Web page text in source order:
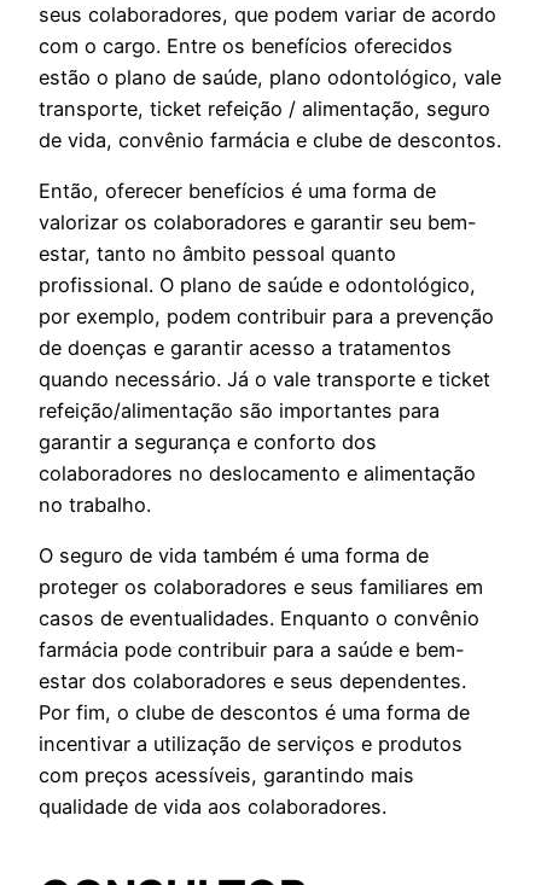
seus colaboradores, que podem variar de acordo
com o cargo. Entre os benefícios oferecidos
estão o plano de saúde, plano odontológico, vale
transporte, ticket refeição / alimentação, seguro
de vida, convênio farmácia e clube de descontos.
Então, oferecer benefícios é uma forma de
valorizar os colaboradores e garantir seu bem-
estar, tanto no âmbito pessoal quanto
profissional. O plano de saúde e odontológico,
por exemplo, podem contribuir para a prevenção
de doenças e garantir acesso a tratamentos
quando necessário. Já o vale transporte e ticket
refeição/alimentação são importantes para
garantir a segurança e conforto dos
colaboradores no deslocamento e alimentação
no trabalho.
O seguro de vida também é uma forma de
proteger os colaboradores e seus familiares em
casos de eventualidades. Enquanto o convênio
farmácia pode contribuir para a saúde e bem-
estar dos colaboradores e seus dependentes.
Por fim, o clube de descontos é uma forma de
incentivar a utilização de serviços e produtos
com preços acessíveis, garantindo mais
qualidade de vida aos colaboradores.